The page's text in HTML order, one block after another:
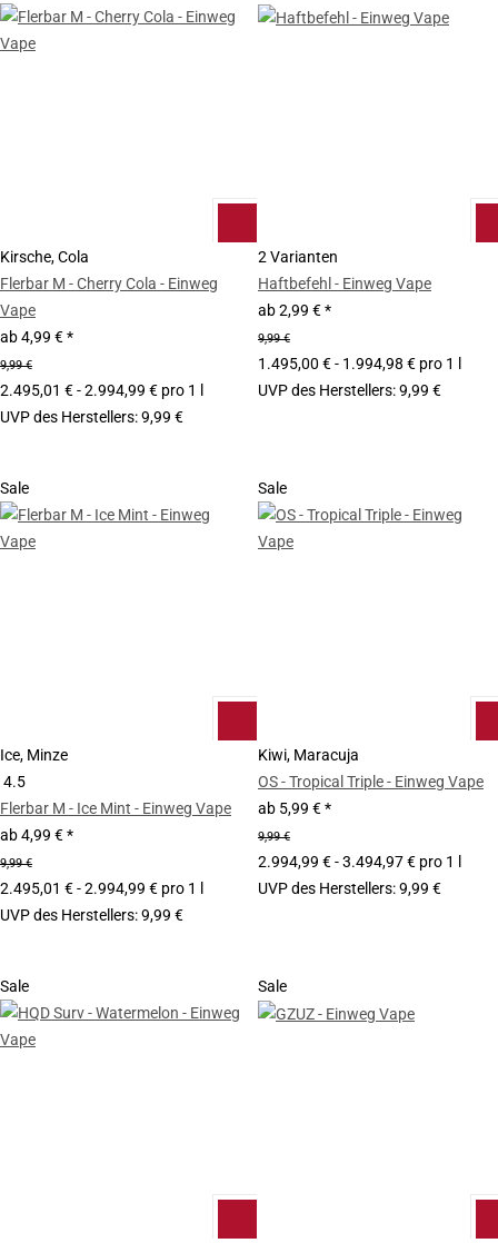
Kirsche, Cola
Flerbar M - Cherry Cola - Einweg
Vape
ab4,99 €*
9,99 €
2.495,01 € - 2.994,99 € pro 1 l
UVP des Herstellers:9,99 €
2 Varianten
Haftbefehl - Einweg Vape
ab2,99 €*
9,99 €
1.495,00 € - 1.994,98 € pro 1 l
UVP des Herstellers:9,99 €
Sale
Ice, Minze
4.5
Flerbar M - Ice Mint - Einweg Vape
ab4,99 €*
9,99 €
2.495,01 € - 2.994,99 € pro 1 l
UVP des Herstellers:9,99 €
Sale
Kiwi, Maracuja
OS - Tropical Triple - Einweg Vape
ab 5,99 €*
9,99 €
2.994,99 € - 3.494,97 € pro 1 l
UVP des Herstellers:9,99 €
Sale Sale